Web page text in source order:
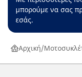
μπορούμε να σας
εσάς.
Αρχική